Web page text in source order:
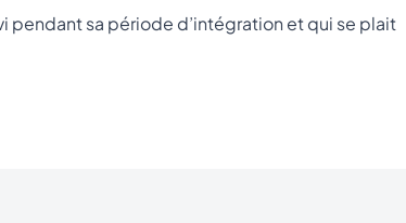
pendant sa période d’intégration et qui se plait